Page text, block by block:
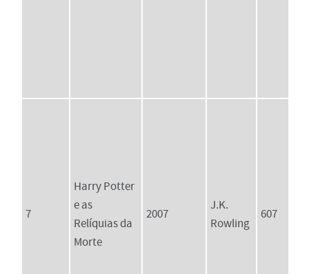
7
Harry Potter
e as
Relíquias da
Morte
2007
J.K.
Rowling
607